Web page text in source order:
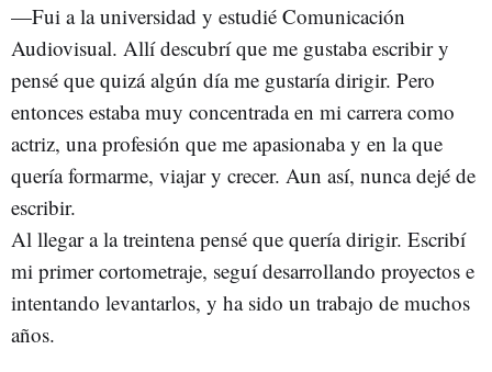
—Fui a la universidad y estudié Comunicación
Audiovisual. Allí descubrí que me gustaba escribir y
pensé que quizá algún día me gustaría dirigir. Pero
entonces estaba muy concentrada en mi carrera como
actriz, una profesión que me apasionaba y en la que
quería formarme, viajar y crecer. Aun así, nunca dejé de
escribir.
Al llegar a la treintena pensé que quería dirigir. Escribí
mi primer cortometraje, seguí desarrollando proyectos e
intentando levantarlos, y ha sido un trabajo de muchos
años.